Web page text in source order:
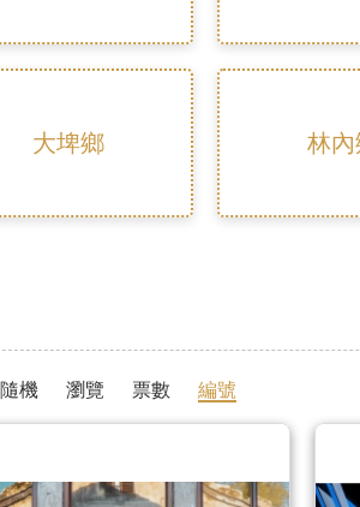
大埤鄉 林內
隨機 瀏覽 票數 編號